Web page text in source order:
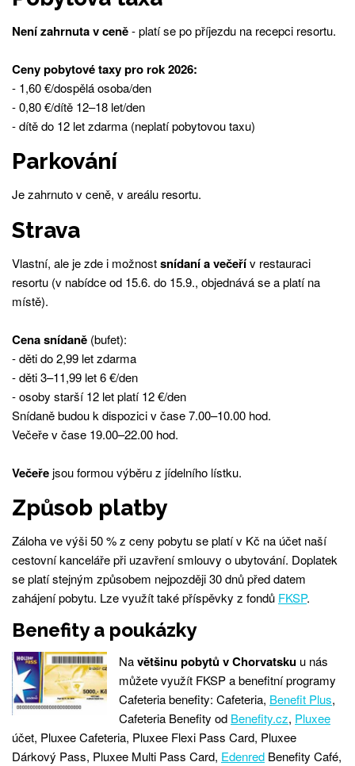
Není zahrnuta v ceně- platí se po příjezdu na recepci resortu.
Ceny pobytové taxy pro rok 2026:
- 1,60 €/dospělá osoba/den
- 0,80 €/dítě 12–18 let/den
- dítě do 12 let zdarma (neplatí pobytovou taxu)
Parkování
Je zahrnuto v ceně, v areálu resortu.
Strava
Vlastní, ale je zde i možnostsnídaní a večeřív restauraci
resortu (v nabídce od 15.6. do 15.9., objednává se a platí na
místě).
Cena snídaně (bufet):
- děti do 2,99 let zdarma
- děti 3–11,99 let 6 €/den
- osoby starší 12 let platí 12 €/den
Snídaně budou k dispozici v čase 7.00–10.00 hod.
Večeře v čase 19.00–22.00 hod.
Večeřejsou formou výběru z jídelního lístku.
Způsob platby
Záloha ve výši 50 % z ceny pobytu se platí v Kč na účet naší
cestovní kanceláře při uzavření smlouvy o ubytování. Doplatek
se platí stejným způsobem nejpozději 30 dnů před datem
zahájení pobytu. Lze využít také příspěvky z fondů FKSP.
Benefity a poukázky
Navětšinu pobytů v Chorvatsku u nás
můžete využít FKSP a benefitní programy
Cafeteria benefity: Cafeteria, Benefit Plus,
Cafeteria Benefity od Benefity.cz, Pluxee
účet, Pluxee Cafeteria, Pluxee Flexi Pass Card, Pluxee
Dárkový Pass, Pluxee Multi Pass Card, Edenred Benefity Café,